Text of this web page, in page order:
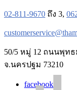
02-811-9670 ถึง 3,
50/5 หมู่ 12 ถนนพุท
จ.นครปฐม 73210
facebook